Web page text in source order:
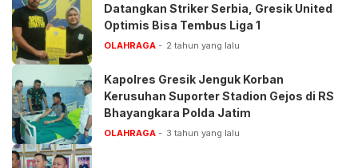
Datangkan Striker Serbia, Gresik United
Optimis Bisa Tembus Liga 1
OLAHRAGA 2 tahun yang lalu
Kapolres Gresik Jenguk Korban
Kerusuhan Suporter Stadion Gejos di RS
Bhayangkara Polda Jatim
OLAHRAGA 3 tahun yang lalu